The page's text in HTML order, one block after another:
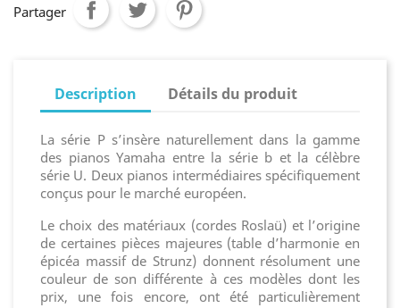
Partager
Description Détails du produit
La série P s’insère naturellement dans la gamme
des pianos Yamaha entre la série b et la célèbre
série U. Deux pianos intermédiaires spécifiquement
conçus pour le marché européen.
Le choix des matériaux (cordes Roslaü) et l’origine
de certaines pièces majeures (table d’harmonie en
épicéa massif de Strunz) donnent résolument une
couleur de son différente à ces modèles dont les
prix, une fois encore, ont été particulièrement